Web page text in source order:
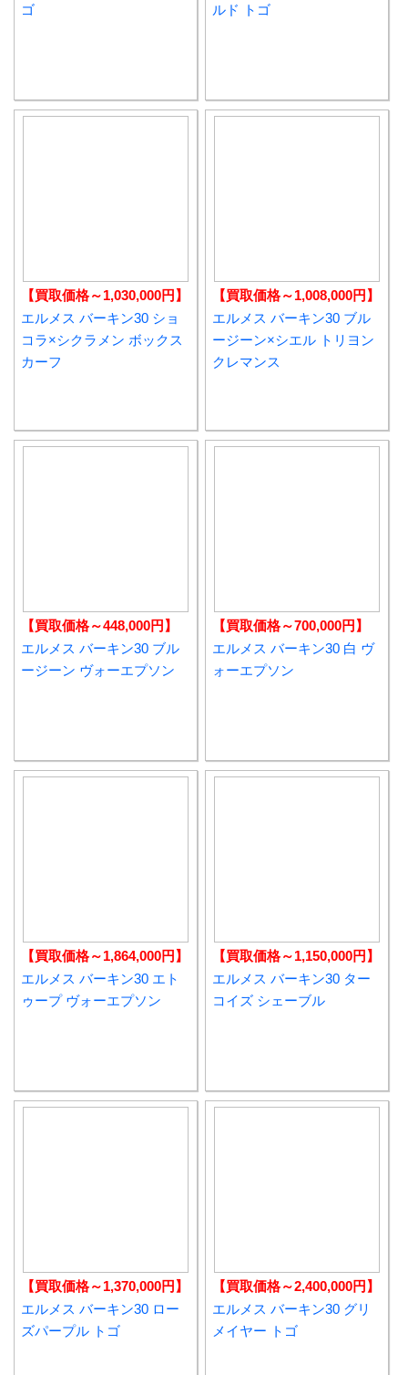
ゴ
ルド トゴ
【買取価格～1,030,000円】
エルメス バーキン30 ショ
コラ×シクラメン ボックス
カーフ
【買取価格～1,008,000円】
エルメス バーキン30 ブル
ージーン×シエル トリヨン
クレマンス
【買取価格～448,000円】
エルメス バーキン30 ブル
ージーン ヴォーエプソン
【買取価格～700,000円】
エルメス バーキン30 白 ヴ
ォーエプソン
【買取価格～1,864,000円】
エルメス バーキン30 エト
ゥープ ヴォーエプソン
【買取価格～1,150,000円】
エルメス バーキン30 ター
コイズ シェーブル
【買取価格～1,370,000円】
エルメス バーキン30 ロー
ズパープル トゴ
【買取価格～2,400,000円】
エルメス バーキン30 グリ
メイヤー トゴ